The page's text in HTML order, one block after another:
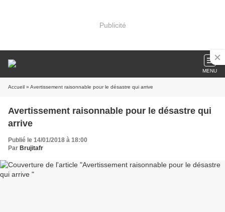
Publicité
MENU
Accueil » Avertissement raisonnable pour le désastre qui arrive
Avertissement raisonnable pour le désastre qui
arrive
Publié le 14/01/2018 à 18:00
Par Brujitafr